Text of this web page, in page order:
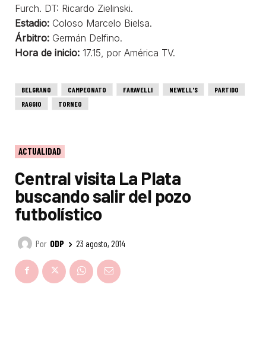
Furch. DT: Ricardo Zielinski.
Estadio: Coloso Marcelo Bielsa.
Árbitro: Germán Delfino.
Hora de inicio: 17.15, por América TV.
BELGRANO CAMPEONATO FARAVELLI NEWELL'S
PARTIDO
RAGGIO
TORNEO